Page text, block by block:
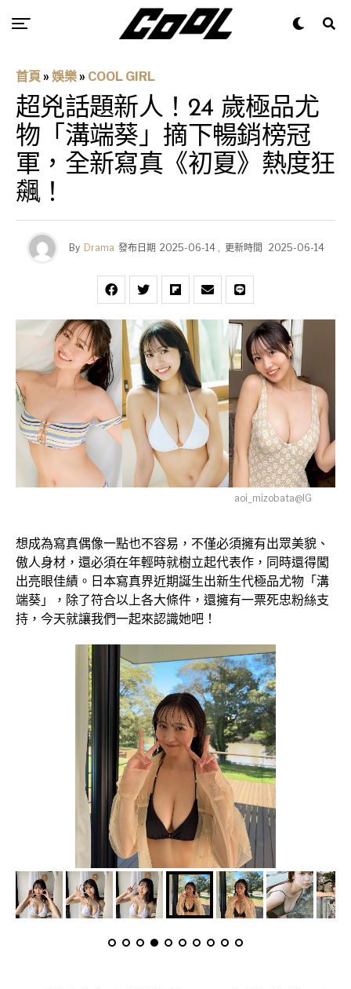
首頁 » 娛樂 » COOL GIRL
超兇話題新人！24 歲極品尤
物「溝端葵」摘下暢銷榜冠
軍，全新寫真《初夏》熱度狂
飆！
By Drama 發布日期 2025-06-14 , 更新時間 2025-06-14
aoi_mizobata@IG
想成為寫真偶像一點也不容易，不僅必須擁有出眾美貌、
傲人身材，還必須在年輕時就樹立起代表作，同時還得闖
出亮眼佳績。日本寫真界近期誕生出新生代極品尤物「溝
端葵」，除了符合以上各大條件，還擁有一票死忠粉絲支
持，今天就讓我們一起來認識她吧！